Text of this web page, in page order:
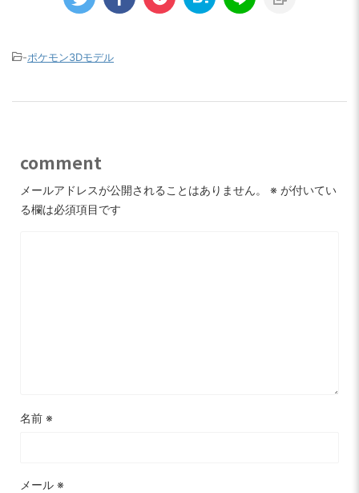
-ポケモン3Dモデル
comment
メールアドレスが公開されることはありません。 ※ が付いてい
る欄は必須項目です
名前 ※
メール ※